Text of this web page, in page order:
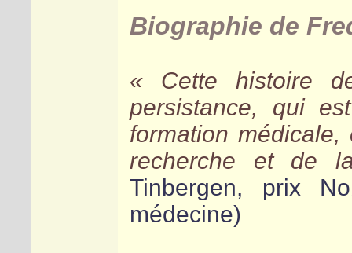
Biographie de
Cette histoire
persistance, qui
formation
recherche et de
Tinbergen, prix
médecine)